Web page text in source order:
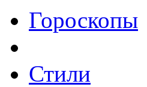
Гороскопы
Стили